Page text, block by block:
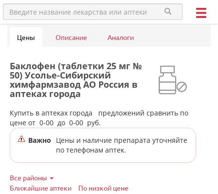
Цены Описание Аналоги
Баклофен (таблетки 25 мг №
50) Усолье-Сибирский
химфармзавод АО Россия в
аптеках города
Краснотурьинска
Купить в аптеках города
предложений сравнить по
цене от 0-00 до 0-00 руб.
Важно
Цены и наличие препарата уточняйте
по телефонам аптек.
Все районы
Ближайшие аптеки
По низкой цене